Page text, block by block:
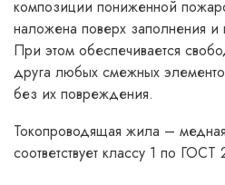
композиции пониженной
наложена поверх заполнения и
При этом обеспечивается
друга любых смежных
без их повреждения.
Токопроводящая жила –
соответствует классу 1 по ГОСТ